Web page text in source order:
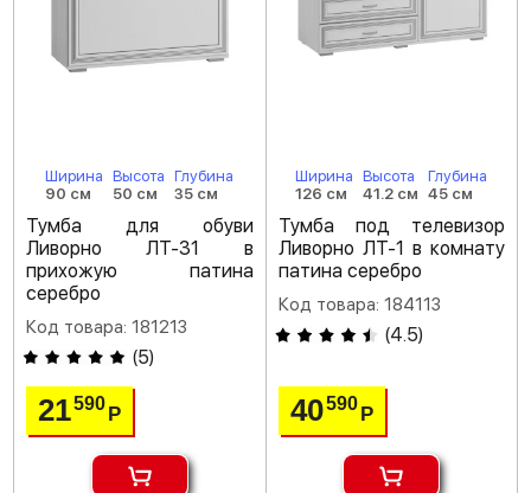
Ширина
90 см
Высота
50 см
Глубина
35 см
Тумба для обуви
Ливорно ЛТ-31 в
прихожую патина
серебро
Код товара: 181213
(5)
21590Р
Ширина
126 см
Высота
41.2 см
Глубина
45 см
Тумба под телевизор
Ливорно ЛТ-1 в комнату
патина серебро
Код товара: 184113
(4.5)
40590 Р